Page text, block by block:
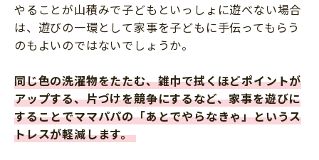
やることが山積みで子どもといっしょに遊べない場合
は、遊びの一環として家事を子どもに手伝ってもらう
のもよいのではないでしょうか。
同じ色の洗濯物をたたむ、雑巾で拭くほどポイントが
アップする、片づけを競争にするなど、家事を遊びに
することでママパパの「あとでやらなきゃ」というス
トレスが軽減します。